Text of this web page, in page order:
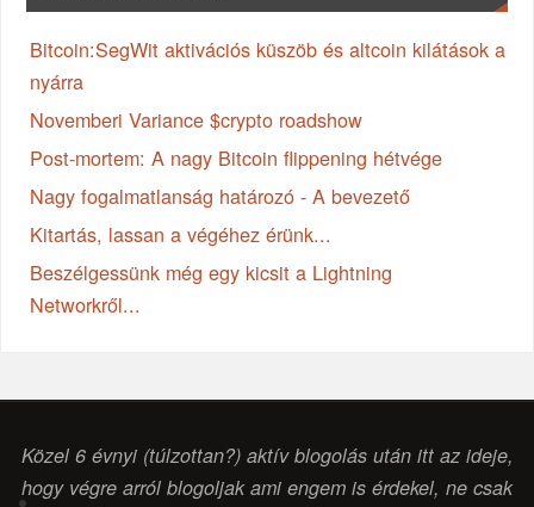
Bitcoin:SegWit aktivációs küszöb és altcoin kilátások a
nyárra
Novemberi Variance $crypto roadshow
Post-mortem: A nagy Bitcoin flippening hétvége
Nagy fogalmatlanság határozó - A bevezető
Kitartás, lassan a végéhez érünk...
Beszélgessünk még egy kicsit a Lightning
Networkről...
Közel 6 évnyi (túlzottan?) aktív blogolás után itt az ideje,
hogy végre arról blogoljak ami engem is érdekel, ne csak